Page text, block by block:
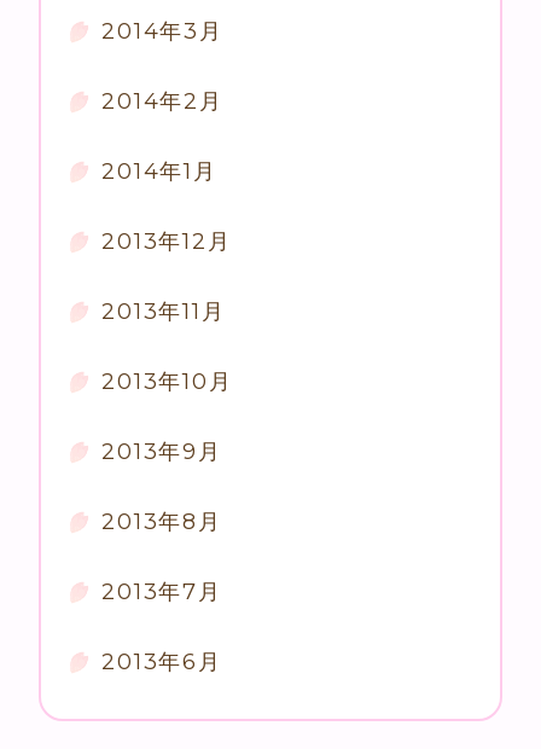
2014年3月
2014年2月
2014年1月
2013年12月
2013年11月
2013年10月
2013年9月
2013年8月
2013年7月
2013年6月